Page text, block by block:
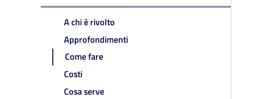
A chi è rivolto
Approfondimenti
Come fare
Costi
Cosa serve